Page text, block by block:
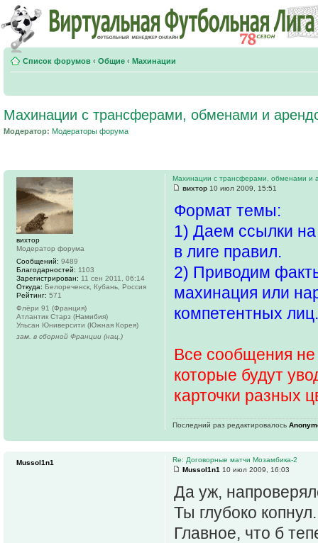
Список форумов ‹ Общие ‹ Махинации
Махинации с трансферами, обменами и
Модератор: Модераторы форума
Махинации с трансферами, обменами и
вихтор 10 июл 2009, 15:51
Формат темы:
1) Даем ссылки
в лиге правил.
2) Приводим
махинация или
компетентных лиц.
Все сообщения не
которые будут
карточки разных
Последний раз редактировалось
вихтор
Модератор форума
Сообщений: 9489
Благодарностей: 1103
Зарегистрирован: 11 сен 2011, 06:14
Откуда: Белореченск, Кубань, Россия
Рейтинг: 571
Флёри 91 (Франция)
Атлантик Старз (Намибия)
Ульсан Юниверсити (Южная Корея)
зам. в сборной Франции (нац.)
Re: Договорные матчи Мозамбика-2
Mussol1n1 10 июл 2009, 16:03
Да уж,
Ты глубоко копнул.
Главное, что б
Mussol1n1